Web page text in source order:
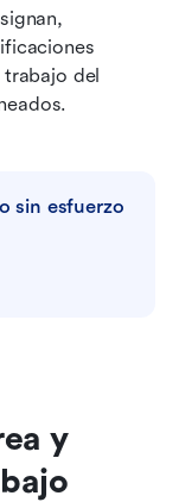
del
sin esfuerzo
y